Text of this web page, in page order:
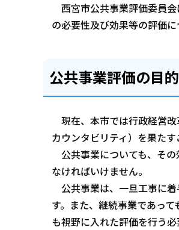
西宮市公共事業評価委員
の必要性及び効果等の評価に
公共事業評価の目的
現在、本市では行政経営
カウンタビリティ）を果たす
公共事業についても、そ
なければいけません。
公共事業は、一旦工事に
す。また、継続事業であっ
も視野に入れた評価を行う必